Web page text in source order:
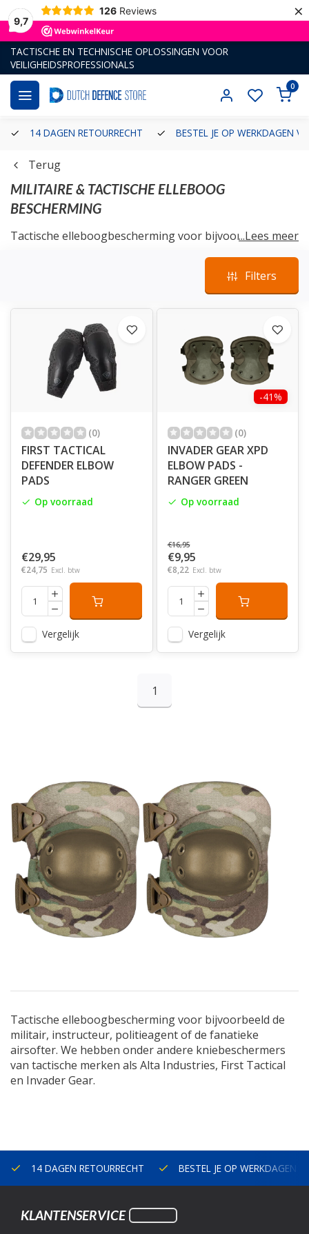
9,7
126 Reviews ×
TACTISCHE EN TECHNISCHE OPLOSSINGEN VOOR
VEILIGHEIDSPROFESSIONALS
0
14 DAGEN RETOURRECHT BESTEL JE OP WERKDAGEN
Terug
MILITAIRE & TACTISCHE ELLEBOOG
BESCHERMING
Tactische elleboogbescherming voor bijvoorbeeld de
van tactische merken als Alta Industries, First Tactical
...Lees meer
Filters
(0)
FIRST TACTICAL
DEFENDER ELBOW
PADS
Op voorraad
€29,95
€24,75 Excl. btw
Vergelijk
-41%
(0)
INVADER GEAR XPD
ELBOW PADS -
RANGER GREEN
Op voorraad
€16,95
€9,95
€8,22 Excl. btw
Vergelijk
1
Tactische elleboogbescherming voor bijvoorbeeld de
militair, instructeur, politieagent of de fanatieke
airsofter. We hebben onder andere kniebeschermers
van tactische merken als Alta Industries, First Tactical
en Invader Gear.
14 DAGEN RETOURRECHT BESTEL JE OP WERKDAGEN
KLANTENSERVICE